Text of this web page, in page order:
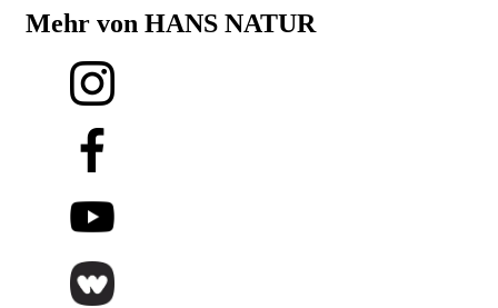
Mehr von HANS NATUR